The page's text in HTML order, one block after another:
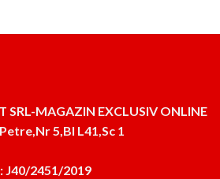
SRL-MAGAZIN EXCLUSIV ONLINE
5,Bl L41,Sc 1
J40/2451/2019